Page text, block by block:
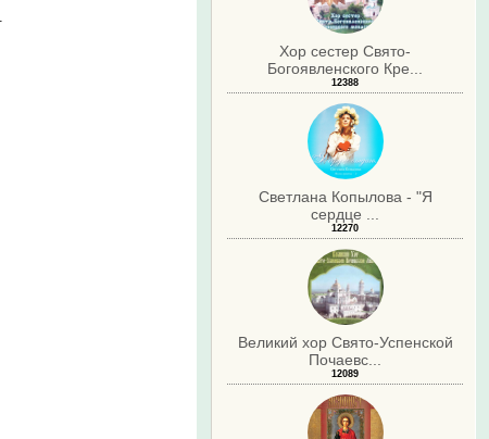
Хор сестер Свято-
Богоявленского Кре...
12388
Светлана Копылова - "Я
сердце ...
12270
Великий хор Свято-Успенской
Почаевс...
12089